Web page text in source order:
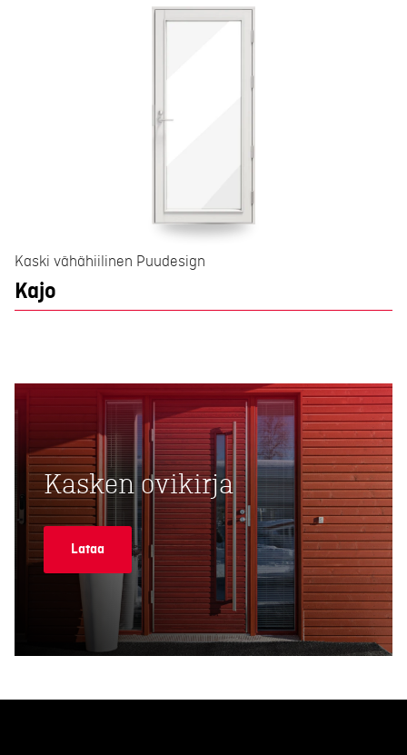
Kaski vähähiilinen Puudesign
Kajo
Kasken ovikirja
Lataa